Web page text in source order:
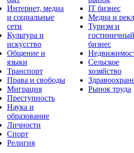
Интернет, медиа
и социальные
сети
Культура и
искусство
Общение и
языки
Транспорт
Права и свободы
Миграция
Преступность
Наука и
образование
Личности
Спорт
Религия
IT бизнес
Медиа и
Туризм и
гостиничный
бизнес
Сельское
хозяйство
Рынок труда